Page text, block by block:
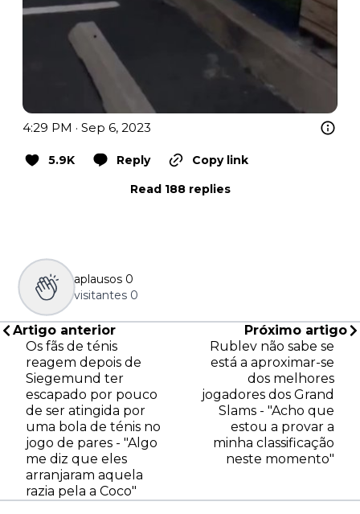
4:29 PM · Sep 6, 2023
5.9K Reply
Copy link
Read 188 replies
aplausos 0
visitantes 0
Artigo anterior
Os fãs de ténis
reagem depois de
Siegemund ter
escapado por pouco
de ser atingida por
uma bola de ténis no
jogo de pares - "Algo
me diz que eles
arranjaram aquela
razia pela a Coco"
Próximo artigo
Rublev não sabe se
está a aproximar-se
dos melhores
jogadores dos Grand
Slams - "Acho que
estou a provar a
minha classificação
neste momento"